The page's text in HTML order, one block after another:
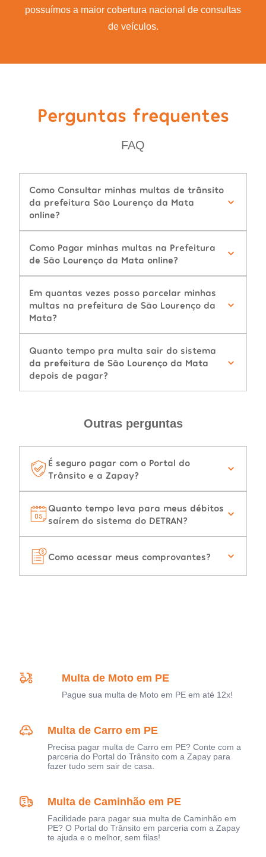
possuímos a maior cobertura nacional de consultas
de veículos.
Perguntas frequentes
FAQ
Como Consultar minhas multas de trânsito
da prefeitura São Lourenço da Mata
online?
Como Pagar minhas multas na Prefeitura
de São Lourenço da Mata online?
Em quantas vezes posso parcelar minhas
multas na prefeitura de São Lourenço da
Mata?
Quanto tempo pra multa sair do sistema
da prefeitura de São Lourenço da Mata
depois de pagar?
Outras perguntas
É seguro pagar com o Portal do
Trânsito e a Zapay?
Quanto tempo leva para meus débitos
saírem do sistema do DETRAN?
Como acessar meus comprovantes?
Multa de Moto em PE
Pague sua multa de Moto em PE em até 12x!
Multa de Carro em PE
Precisa pagar multa de Carro em PE? Conte com a
parceria do Portal do Trânsito com a Zapay para
fazer tudo sem sair de casa.
Multa de Caminhão em PE
Facilidade para pagar sua multa de Caminhão em
PE? O Portal do Trânsito em parceria com a Zapay
te ajuda e o melhor, sem filas!